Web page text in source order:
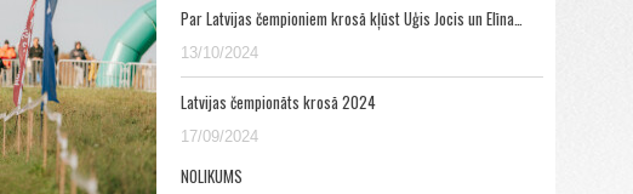
Par Latvijas čempioniem krosā kļūst Uģis Jocis un Elīna…
13/10/2024
Latvijas čempionāts krosā 2024
17/09/2024
NOLIKUMS